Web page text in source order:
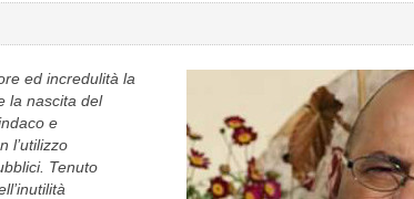
ed incredulità la
la nascita del
e
l’utilizzo
Tenuto